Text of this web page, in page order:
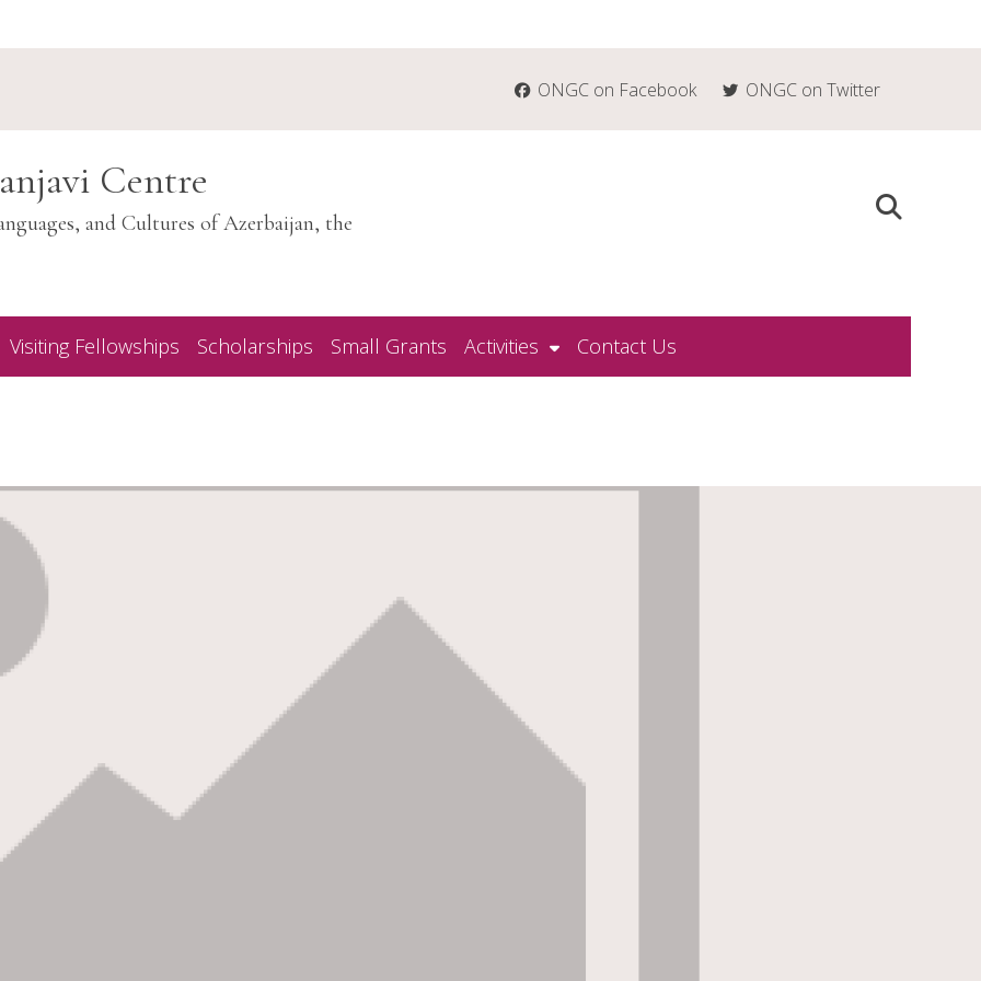
ONGC on Facebook ONGC on Twitter
Centre
and Cultures of Azerbaijan, the
Visiting Fellowships Scholarships Small Grants Activities Contact Us